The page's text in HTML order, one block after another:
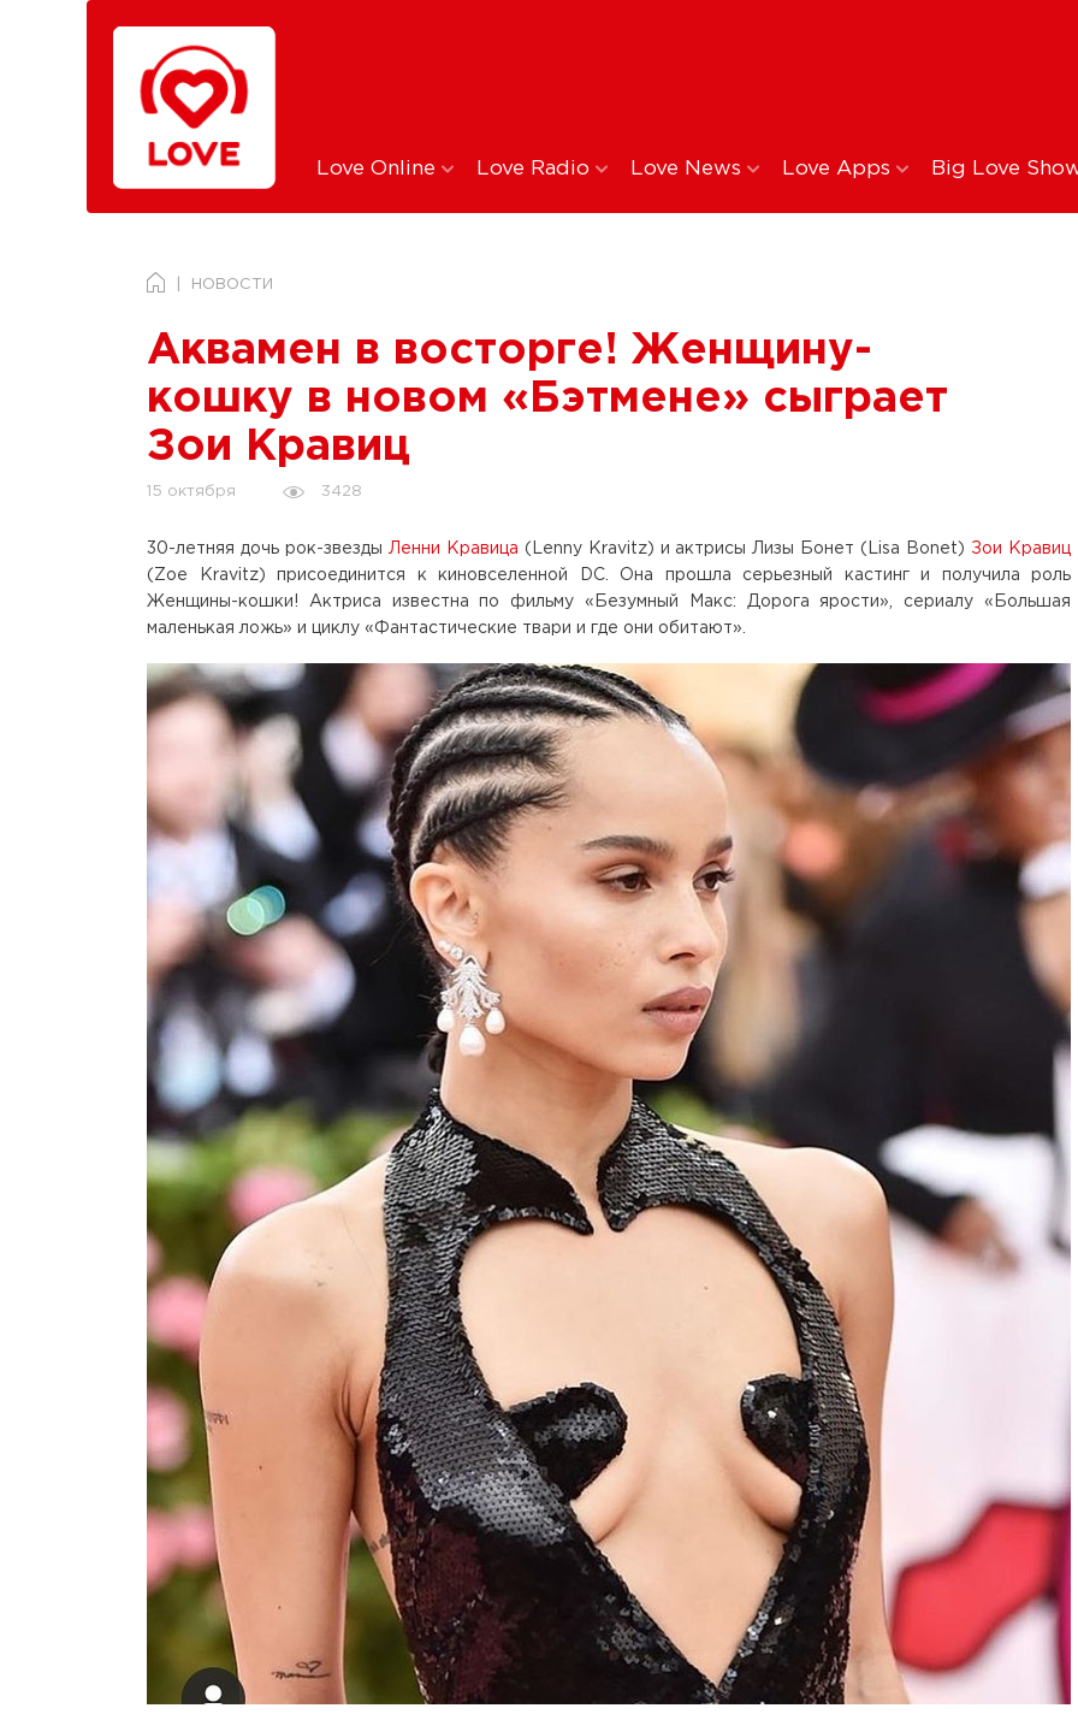
Love Online Love Radio Love News Love Apps Big Love
НОВОСТИ
Аквамен в восторге! Женщину-
кошку в новом «Бэтмене» сыграет
Зои Кравиц
15 октября 3428
30-летняя дочь рок-звезды Ленни Кравица (Lenny Kravitz) и актрисы Лизы Бонет (Lisa Bonet) Зои Кравиц
(Zoe Kravitz) присоединится к киновселенной DC. Она прошла серьезный кастинг и получила роль
Женщины-кошки! Актриса известна по фильму «Безумный Макс: Дорога ярости», сериалу «Большая
маленькая ложь» и циклу «Фантастические твари и где они обитают».